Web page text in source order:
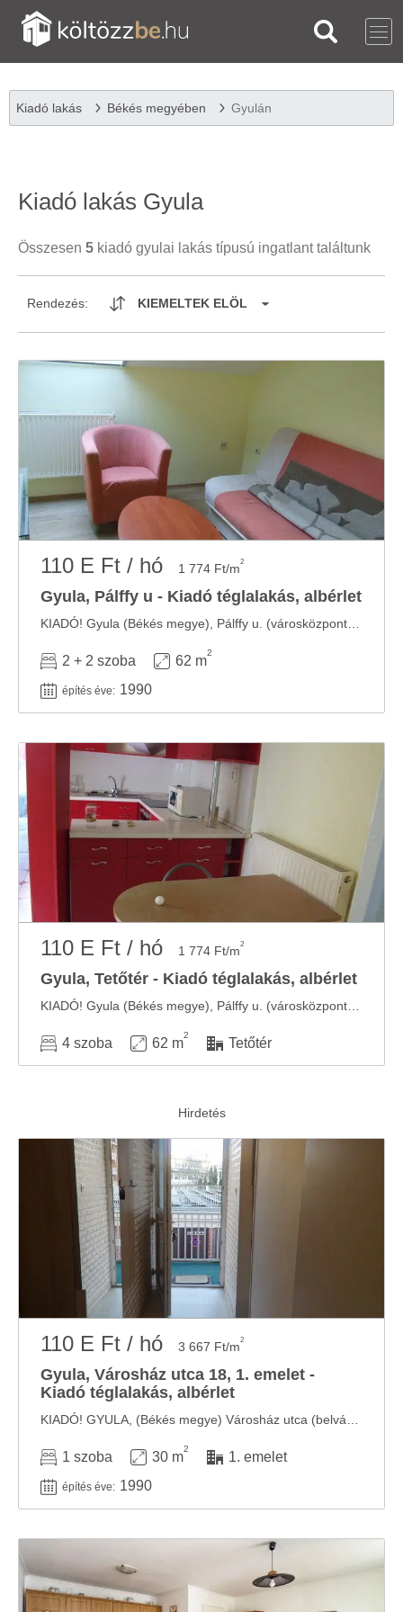
Kiadó lakás Békés megyében Gyulán
Kiadó lakás Gyula
Összesen 5 kiadó gyulai lakás típusú ingatlant találtunk
Rendezés: KIEMELTEK ELÖL
110 E Ft / hó 1 774 Ft/m2
Gyula, Pálffy u - Kiadó téglalakás, albérlet
2 + 2 szoba 62 m
2
építés éve: 1990
110 E Ft / hó 1 774 Ft/m2
Gyula, Tetőtér - Kiadó téglalakás, albérlet
4 szoba 62 m
2
Tetőtér
110 E Ft / hó 3 667 Ft/m2
Gyula, Városház utca 18, 1. emelet -
Kiadó téglalakás, albérlet
1 szoba 30 m
2
1. emelet
építés éve: 1990